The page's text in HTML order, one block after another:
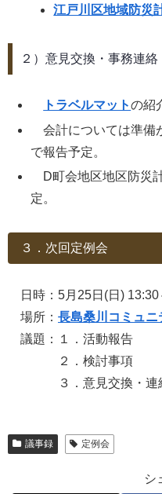
江戸川区地域防災
２）意見交換・事務連絡
トラベルマットの紹
会計については準備
で報告予定。
D町会地区地区防災
定。
３．次回定例会
日時：5月25日(日) 13:30
場所： 長島桑川コミュニ
議題：１．活動報告
２．検討事項
３．意見交換・連
議事録 定例会
シ